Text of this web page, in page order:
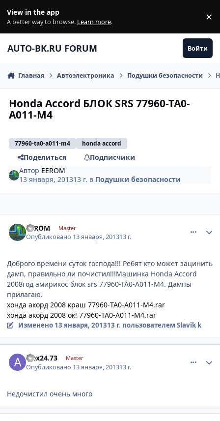
View in the app
A better way to browse. Learn more. ×
AUTO-BK.RU FORUM Войти
Главная Автоэлектроника Подушки безопасности
Honda Aсcord БЛОК SRS 77960-TA0-
A011-M4
77960-ta0-a011-m4 honda aсcord
Поделиться
Подписчики
Автор EEROM
13 января, 201313 г. в Подушки безопасности
EEROM Master
Опубликовано 13 января, 201313 г.
Доброго времени суток господа!!! Ребят кто может зацинить
дамп, правильно ли почистил!!!Машинка Honda Aсcord
2008год амирикос блок srs 77960-TA0-A011-M4. Дампы
прилагаю.
хонда акорд 2008 краш 77960-TA0-A011-M4.rar
хонда акорд 2008 ок! 77960-TA0-A011-M4.rar
Изменено 13 января, 201313 г. пользователем Slavik k
alex24.73 Master
Опубликовано 13 января, 201313 г.
Недочистил очень много